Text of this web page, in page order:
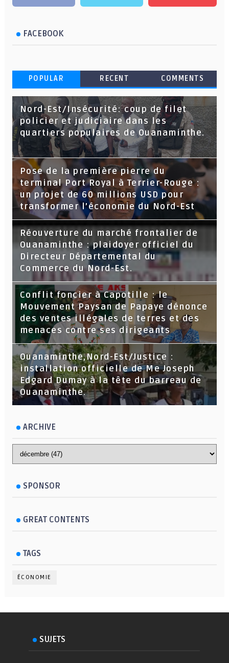
FACEBOOK
POPULAR RECENT COMMENTS
Nord-Est/Insécurité: coup de filet
policier et judiciaire dans les
quartiers populaires de Ouanaminthe.
Pose de la première pierre du
terminal Port Royal à Terrier-Rouge :
un projet de 60 millions USD pour
transformer l’économie du Nord-Est
Réouverture du marché frontalier de
Ouanaminthe : plaidoyer officiel du
Directeur Départemental du
Commerce du Nord-Est.
Conflit foncier à Capotille : le
Mouvement Paysan de Papaye dénonce
des ventes illégales de terres et des
menaces contre ses dirigeants
Ouanaminthe,Nord-Est/Justice :
installation officielle de Me Joseph
Edgard Dumay à la tête du barreau de
Ouanaminthe.
ARCHIVE
SPONSOR
GREAT CONTENTS
TAGS
ÉCONOMIE
SUJETS